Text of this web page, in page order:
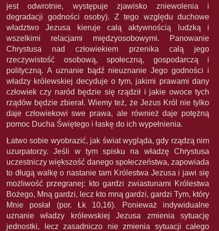
jest odwrotnie, występuje zjawisko zniewolenia i
degradacji godności osoby). Z tego względu duchowe
władztwo Jezusa kieruje całą aktywnością ludzką i
wszelkimi relacjami międzyosobowymi. Panowanie
Chrystusa nad człowiekiem przenika całą jego
rzeczywistość osobową, społeczną, gospodarczą i
polityczną. A uznanie bądź nieuznanie Jego godności i
władzy królewskiej decyduje o tym, jakimi prawami dany
człowiek czy naród będzie się rządził i jakie owoce tych
rządów będzie zbierał. Wiemy też, że Jezus Król nie tylko
daje człowiekowi swe prawa, ale również daje potężną
pomoc Ducha Świętego i łaskę do ich wypełnienia.
Łatwo sobie wyobrazić, jak świat wygląda, gdy rządzą nim
uzurpatorzy. Jeśli w tym spisku na władzę Chrystusa
uczestniczy większość danego społeczeństwa, zapowiada
to długą walkę o nastanie tam Królestwa Jezusa i jawi się
możliwość przegranej: kto gardzi zwiastunami Królestwa
Bożego, Mną gardzi, lecz kto mną gardzi, gardzi Tym, który
Mnie posłał (por. Łk 10,16). Ponieważ indywidualne
uznanie władzy królewskiej Jezusa zmienia sytuację
jednostki, lecz zasadniczo nie zmienia sytuacji całego